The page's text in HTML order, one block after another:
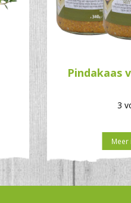
Pindakaas
3